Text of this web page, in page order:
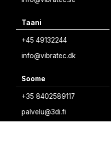
Taani
+45 49132244
info@vibratec.dk
Soome
+35 8402589117
palvelu@3di.fi